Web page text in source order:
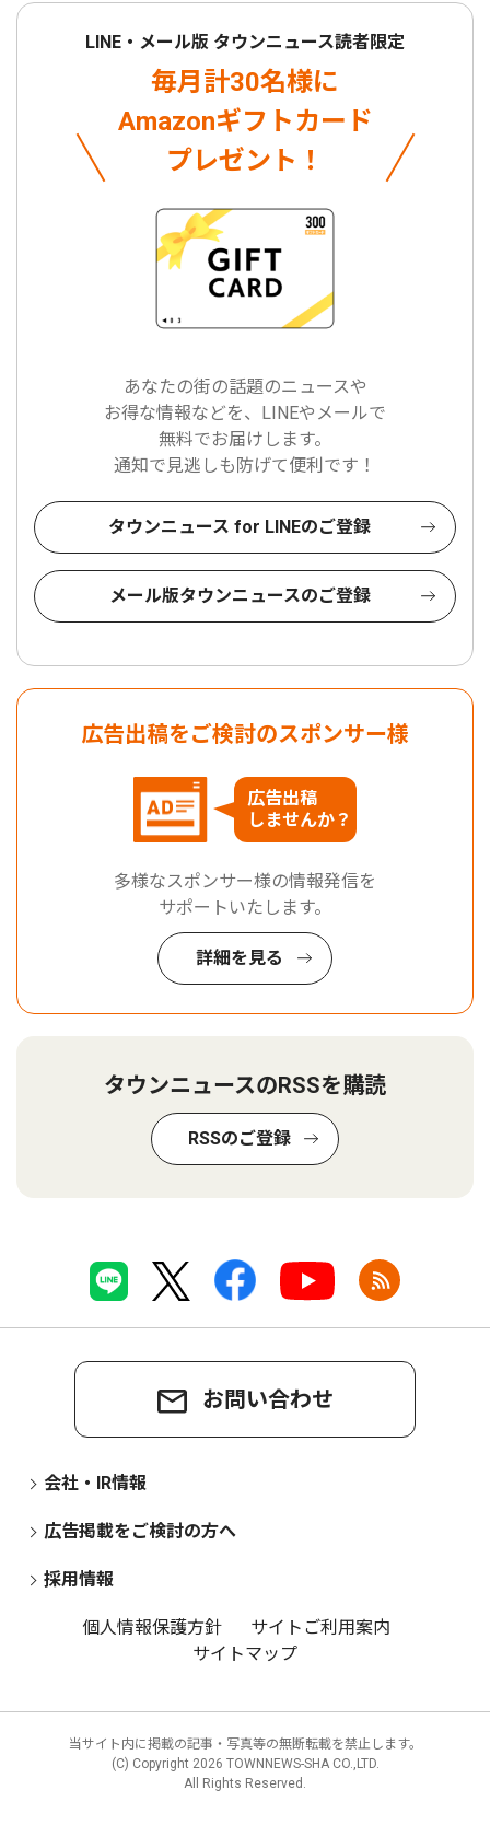
LINE・メール版 タウンニュース読者限定
毎月計30名様に
Amazonギフトカード
プレゼント！
あなたの街の話題のニュースや
お得な情報などを、LINEやメールで
無料でお届けします。
通知で見逃しも防げて便利です！
タウンニュース for LINEのご登録
メール版タウンニュースのご登録
広告出稿をご検討のスポンサー様
広告出稿
しませんか？
多様なスポンサー様の情報発信を
サポートいたします。
詳細を見る
タウンニュースのRSSを購読
RSSのご登録
お問い合わせ
会社・IR情報
広告掲載をご検討の方へ
採用情報
個人情報保護方針
サイトご利用案内
サイトマップ
当サイト内に掲載の記事・写真等の無断転載を禁止します。
(C) Copyright 2026 TOWNNEWS-SHA CO.,LTD.
All Rights Reserved.